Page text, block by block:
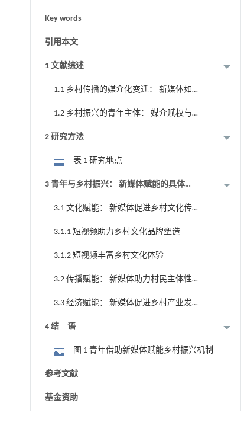
Key words
引用本文
1 文献综述
1.1 乡村传播的媒介化变迁： 新媒体如
何赋能乡村振兴
1.2 乡村振兴的青年主体： 媒介赋权与
青年实践
2 研究方法
表 1 研究地点
3 青年与乡村振兴： 新媒体赋能的具体路
3.1 文化赋能： 新媒体促进乡村文化传
3.1.1 短视频助力乡村文化品牌塑造
3.1.2 短视频丰富乡村文化体验
3.2 传播赋能： 新媒体助力村民主体性
3.3 经济赋能： 新媒体促进乡村产业发
展
4 结 语
图 1 青年借助新媒体赋能乡村振兴机制
参考文献
基金资助